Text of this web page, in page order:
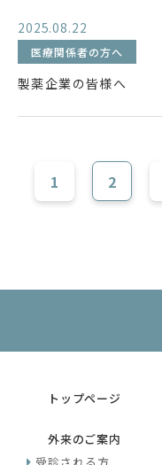
2025.08.22
医療関係者の方へ
製薬企業の皆様へ
1 2
トップページ
外来のご案内